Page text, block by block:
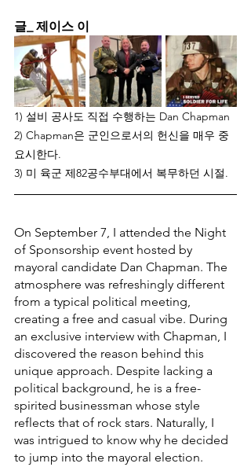
글_ 제이스 이
1) 설비 공사도 직접 수행하는 Dan Chapman
2) Chapman은 군인으로서의 헌신을 매우 중
요시한다.
3) 미 육군 제82공수부대에서 복무하던 시절.
On September 7, I attended the Night
of Sponsorship event hosted by
mayoral candidate Dan Chapman. The
atmosphere was refreshingly different
from a typical political meeting,
creating a free and casual vibe. During
an exclusive interview with Chapman, I
discovered the reason behind this
unique approach. Despite lacking a
political background, he is a free-
spirited businessman whose style
reflects that of rock stars. Naturally, I
was intrigued to know why he decided
to jump into the mayoral election.